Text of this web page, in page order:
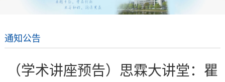
通知公告
（学术讲座预告）思霖大讲堂：瞿